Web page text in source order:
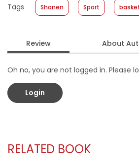
Format
: Hardcover
Tags Shonen Sport
Review About
Oh no, you are not logged in. Please
Login
RELATED BOOK